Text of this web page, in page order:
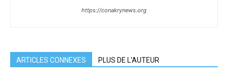
https://conakrynews.org
ARTICLES CONNEXES PLUS DE L'AUTEUR